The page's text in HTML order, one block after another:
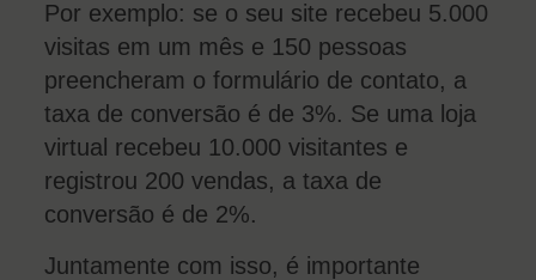
Por exemplo: se o seu site recebeu 5.000
visitas em um mês e 150 pessoas
preencheram o formulário de contato, a
taxa de conversão é de 3%. Se uma loja
virtual recebeu 10.000 visitantes e
registrou 200 vendas, a taxa de
conversão é de 2%.
Juntamente com isso, é importante